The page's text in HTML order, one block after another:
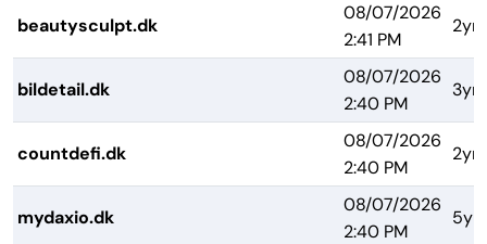
beautysculpt.dk
08/07/2026
2:41 PM
2yrs
bildetail.dk
08/07/2026
2:40 PM
3yrs
countdefi.dk
08/07/2026
2:40 PM
2yrs
mydaxio.dk
08/07/2026
2:40 PM
5yrs